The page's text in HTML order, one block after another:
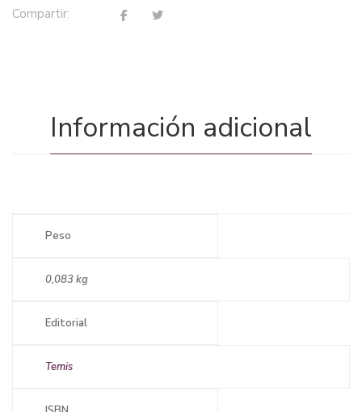
Compartir:
Información adicional
Peso
0,083 kg
Editorial
Temis